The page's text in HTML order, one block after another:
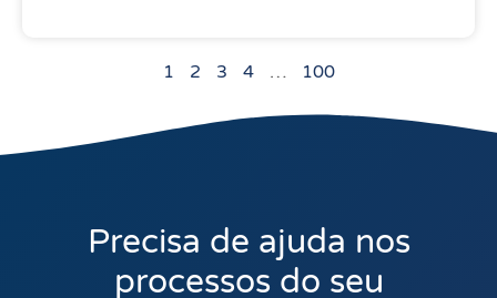
1 2 3 4 … 100
Precisa de ajuda nos
processos do seu